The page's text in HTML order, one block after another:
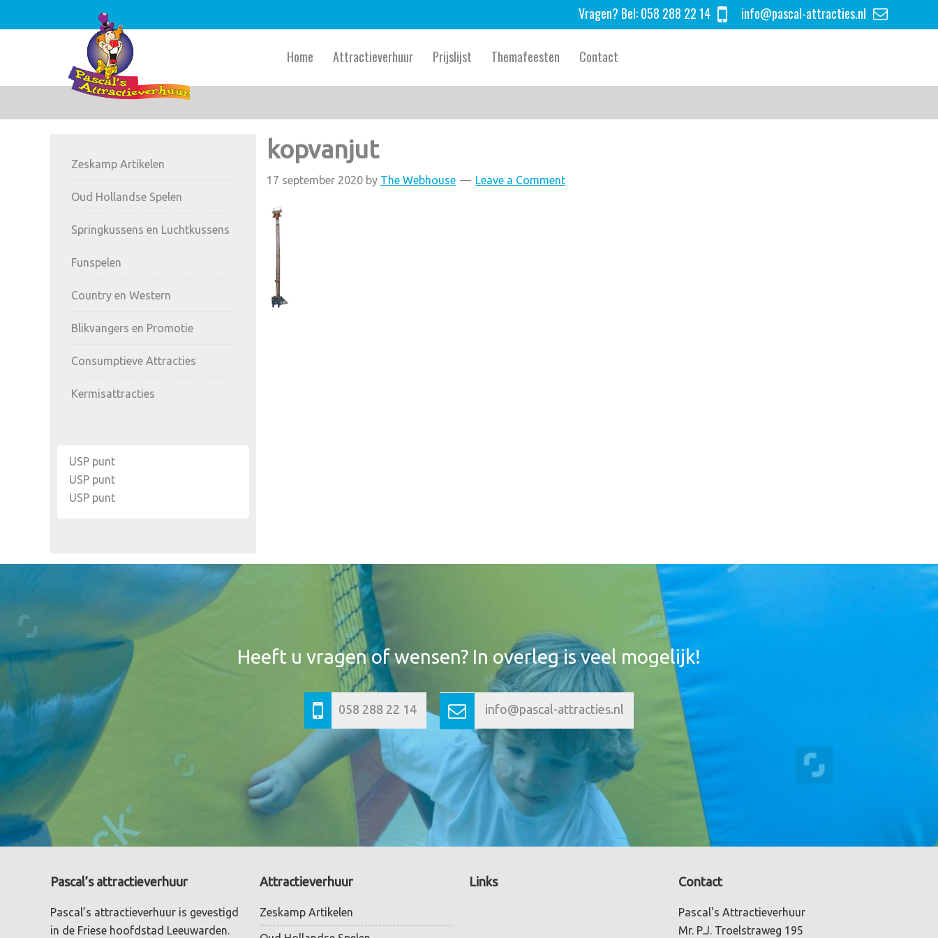
to
to
to
Vragen? Bel:058 288 22 14 info@pascal-attracties.nl
Home Attractieverhuur Prijslijst Themafeesten Contact
kopvanjut
17 september 2020 by The Webhouse Leave a Comment
Sidebar
Zeskamp Artikelen
Oud Hollandse Spelen
Springkussens en Luchtkussens
Funspelen
Country en Western
Blikvangers en Promotie
Consumptieve Attracties
Kermisattracties
USP punt
USP punt
USP punt
Header
Heeft u vragen of wensen? In overleg is veel mogelijk!
058 288 22 14 info@pascal-attracties.nl
Footer
Pascal’s attractieverhuur
Pascal’s attractieverhuur is gevestigd
in de Friese hoofdstad Leeuwarden.
Attractieverhuur
Zeskamp Artikelen
Links Contact
Pascal's Attractieverhuur
Mr. P.J. Troelstraweg 195